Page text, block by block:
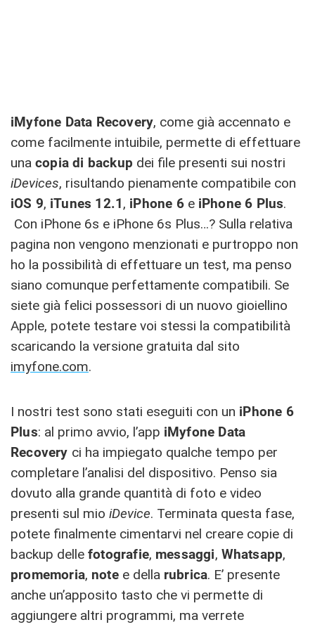
iMyfone Data Recovery, come già accennato e
come facilmente intuibile, permette di effettuare
una copia di backup dei file presenti sui nostri
iDevices, risultando pienamente compatibile con
iOS 9, iTunes 12.1, iPhone 6e iPhone 6 Plus.
Con iPhone 6s e iPhone 6s Plus…? Sulla relativa
pagina non vengono menzionati e purtroppo non
ho la possibilità di effettuare un test, ma penso
siano comunque perfettamente compatibili. Se
siete già felici possessori di un nuovo gioiellino
Apple, potete testare voi stessi la compatibilità
scaricando la versione gratuita dal sito
imyfone.com.
I nostri test sono stati eseguiti con un iPhone 6
Plus: al primo avvio, l’app iMyfone Data
Recovery ci ha impiegato qualche tempo per
completare l’analisi del dispositivo. Penso sia
dovuto alla grande quantità di foto e video
presenti sul mio iDevice. Terminata questa fase,
potete finalmente cimentarvi nel creare copie di
backup delle fotografie, messaggi, Whatsapp,
promemoria, notee della rubrica. E’ presente
anche un’apposito tasto che vi permette di
aggiungere altri programmi, ma verrete